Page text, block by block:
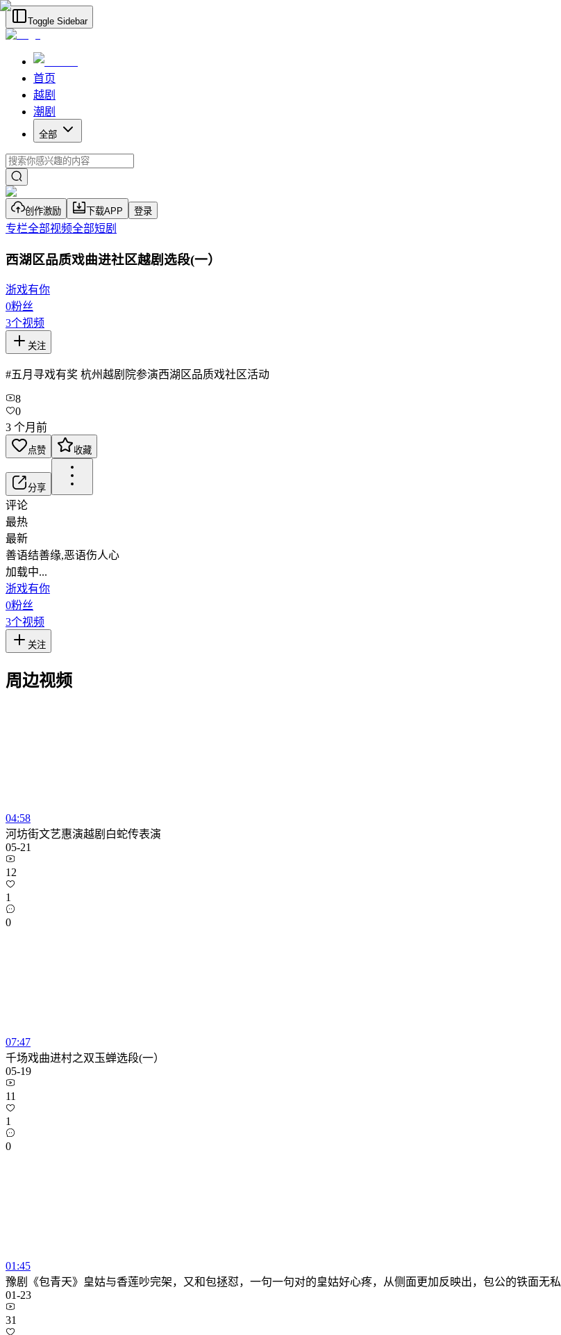
Toggle Sidebar
首页
越剧
潮剧
全部
创作激励 下载APP 登录
专栏全部视频全部短剧
西湖区品质戏曲进社区越剧选段(一）
浙戏有你
0粉丝
3个视频
关注
#五月寻戏有奖 杭州越剧院参演西湖区品质戏社区活动
8
0
3 个月前
点赞 收藏
分享
评论
最热
最新
善语结善缘,恶语伤人心
加载中...
浙戏有你
0粉丝
3个视频
关注
周边视频
04:58
河坊街文艺惠演越剧白蛇传表演
05-21
12
1
0
07:47
千场戏曲进村之双玉蝉选段(一）
05-19
11
1
0
01:45
豫剧《包青天》皇姑与香莲吵完架，又和包拯怼，一句一句对的皇姑好心疼，从侧面更加反映出，包公的铁面无私
01-23
31